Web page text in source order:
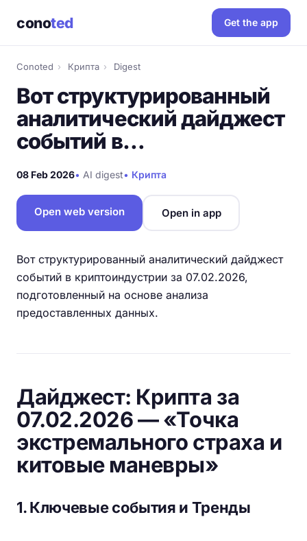
conoted Get the app
Conoted › Крипта › Digest
Вот структурированный
аналитический дайджест
событий в…
08 Feb 2026• AI digest• Крипта
Open web version Open in app
Вот структурированный аналитический дайджест
событий в криптоиндустрии за 07.02.2026,
подготовленный на основе анализа
предоставленных данных.
Дайджест: Крипта за
07.02.2026 — «Точка
экстремального страха и
китовые маневры»
1. Ключевые события и Тренды